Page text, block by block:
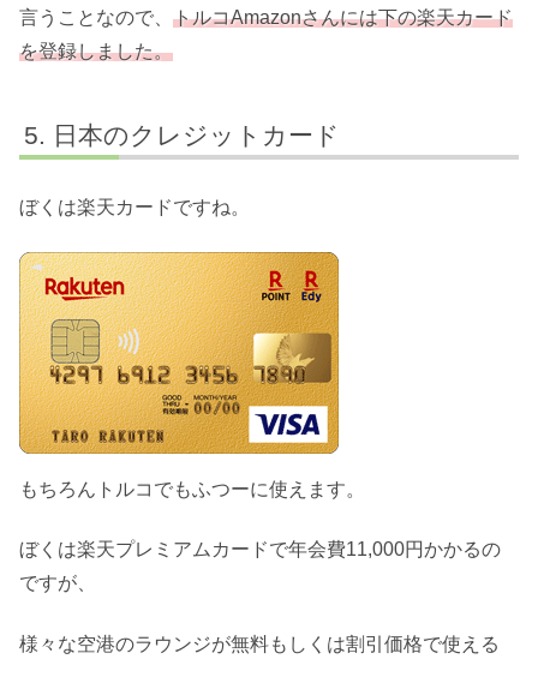
言うことなので、 トルコAmazonさんには下の楽天カード
を登録しました。
日本のクレジットカード
ぼくは楽天カードですね。
もちろんトルコでもふつーに使えます。
ぼくは楽天プレミアムカードで年会費11,000円かかるの
ですが、
様々な空港のラウンジが無料もしくは割引価格で使える